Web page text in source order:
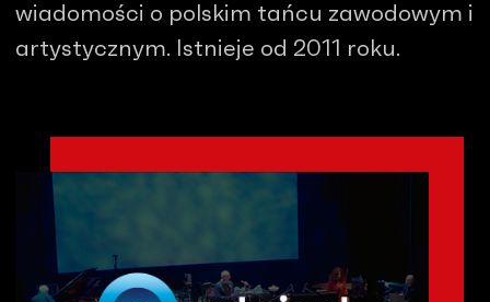
wiadomości o polskim tańcu zawodowym i
artystycznym. Istnieje od 2011 roku.